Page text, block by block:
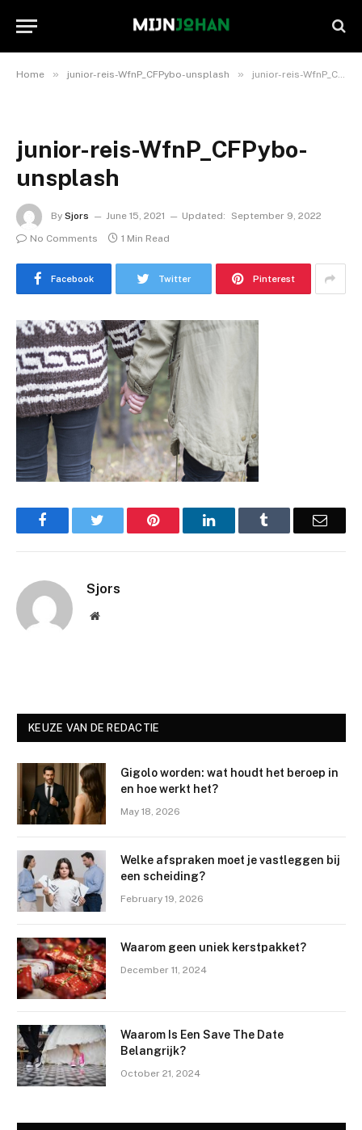
Home » junior-reis-WfnP_CFPybo-unsplash » junior-reis-WfnP_CFPybo-unsplash
junior-reis-WfnP_CFPybo-
unsplash
By Sjors June 15, 2021 Updated:
September 9, 2022
No Comments
1 Min Read
Facebook Twitter Pinterest
Facebook Pinterest LinkedIn Email
Sjors
Website
KEUZE VAN DE REDACTIE
Gigolo worden: wat houdt het beroep in
en hoe werkt het?
May 18, 2026
Welke afspraken moet je vastleggen bij
een scheiding?
February 19, 2026
Waarom geen uniek kerstpakket?
December 11, 2024
Waarom Is Een Save The Date
Belangrijk?
October 21, 2024